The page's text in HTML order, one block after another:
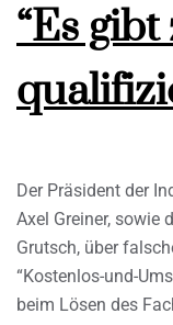
“Es
Der Präsident der
Axel Greiner, sowie
Grutsch, über
“Kostenlos-und-
beim Lösen des